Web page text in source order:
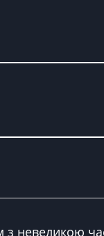
невеликою